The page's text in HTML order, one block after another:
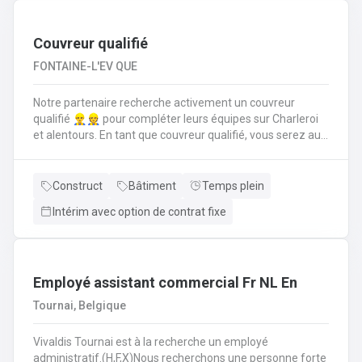
solutions aux diverses demandes de disponibilités
Couvreur qualifié
FONTAINE-L'EV QUE
Notre partenaire recherche activement un couvreur
qualifié 👷‍♂️👷 pour compléter leurs équipes sur Charleroi
et alentours. En tant que couvreur qualifié, vous serez au
règles de l'art. Vos responsabilités clés en tant que
matériaux de couverture (tuiles, ardoises, zinc, etc.) en
toiture.Inspecter, réparer et entretenir les toitures
d'éléments).Garantir la sécurité constante du chantier
Construct Bâtiment
Temps plein
Intérim avec option de contrat fixe
Employé assistant commercial Fr NL En
Tournai, Belgique
Vivaldis Tournai est à la recherche un employé
administratif.(H,F,X)Nous recherchons une personne forte